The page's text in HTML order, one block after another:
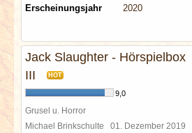
Erscheinungsjahr
2020
Jack Slaughter - Hörspielbox
III
HOT
9,0
Grusel u. Horror
Michael Brinkschulte 01. Dezember 2019